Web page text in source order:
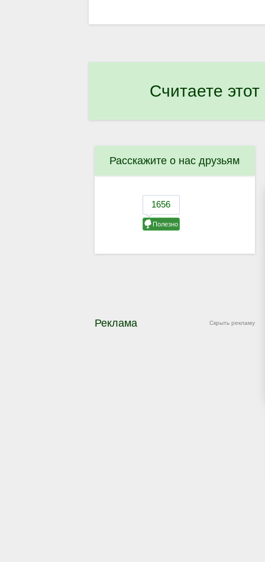
Считаете
Расскажите о нас друзьям
Скрыть рекламу
Реклама